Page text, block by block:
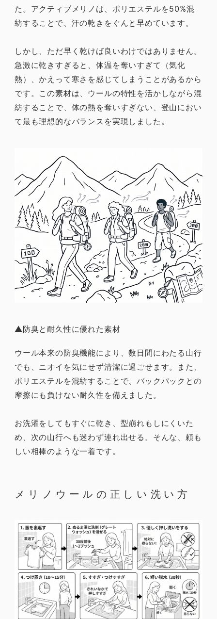
た。アクティブメリノは、ポリエステルを50%混
紡することで、汗の乾きをぐんと早めています。
しかし、ただ早く乾けば良いわけではありません。
急激に乾きすぎると、体温を奪いすぎて（気化
熱）、かえって寒さを感じてしまうことがあるから
です。この素材は、ウールの特性を活かしながら混
紡することで、体の熱を奪いすぎない、登山におい
て最も理想的なバランスを実現しました。
▲防臭と耐久性に優れた素材
ウール本来の防臭機能により、数日間にわたる山行
でも、ニオイを気にせず清潔に過ごせます。また、
ポリエステルを混紡することで、バックパックとの
摩擦にも負けない耐久性を備えました。
お洗濯をしてもすぐに乾き、型崩れもしにくいた
め、次の山行へも迷わず連れ出せる。そんな、頼も
しい相棒のような一着です。
メリノウールの正しい洗い方